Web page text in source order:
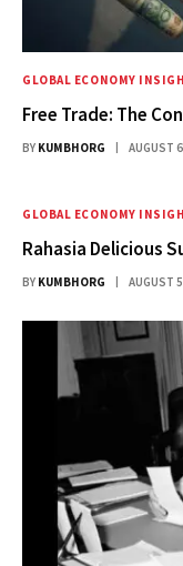
GLOBAL ECONOMY
Free Trade: The
BY KUMBHORG AUGUST
GLOBAL ECONOMY
Rahasia Delicious
BY KUMBHORG AUGUST